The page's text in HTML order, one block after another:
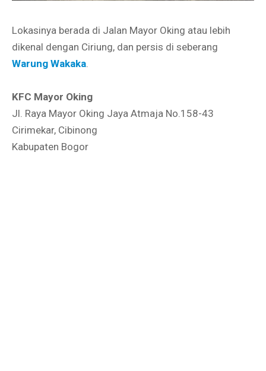
Lokasinya berada di Jalan Mayor Oking atau lebih
dikenal dengan Ciriung, dan persis di seberang
Warung Wakaka.
KFC Mayor Oking
Jl. Raya Mayor Oking Jaya Atmaja No.158-43
Cirimekar, Cibinong
Kabupaten Bogor